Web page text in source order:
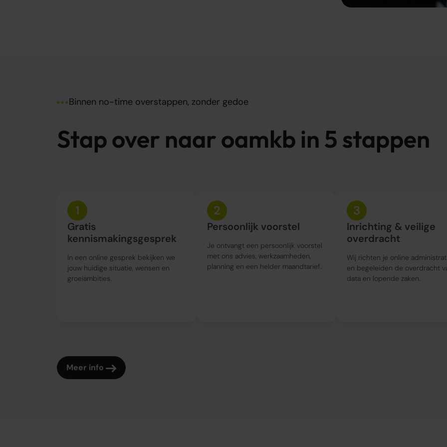
Binnen no-time overstappen, zonder gedoe
Stap over naar oamkb in 5 stappen
1
Gratis
kennismakingsgesprek
In een online gesprek bekijken we
jouw huidige situatie, wensen en
groeiambities.
2
Persoonlijk voorstel
Je ontvangt een persoonlijk voorstel
met ons advies, werkzaamheden,
planning en een helder maandtarief.
3
Inrichting & veilige
overdracht
Wij richten je online
en begeleiden de overdracht
data en lopende zaken.
Meer info